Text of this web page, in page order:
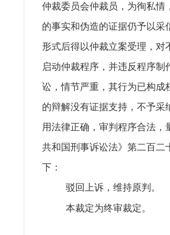
仲裁委员会仲裁员，为徇私情
的事实和伪造的证据仍予以
形式后得以仲裁立案受理，对
启动仲裁程序，并违反程序
讼，情节严重，其行为已构成
的辩解没有证据支持，不予
用法律正确，审判程序合法
共和国刑事诉讼法》第二百二
下：
驳回上诉，维持原判。
本裁定为终审裁定。